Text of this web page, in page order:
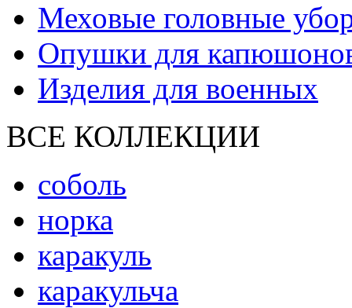
Меховые головные
Опушки для
Изделия для военных
ВСЕ КОЛЛЕКЦИИ
соболь
норка
каракуль
каракульча